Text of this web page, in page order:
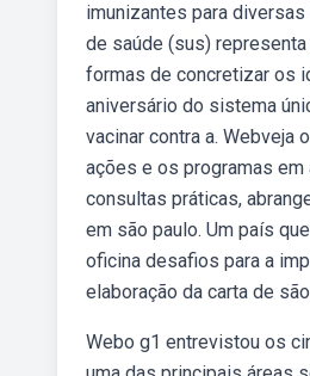
imunizantes para
de saúde (sus)
formas de concretizar os
aniversário do sistema
vacinar contra a. Webveja
ações e os programas
consultas práticas,
em são paulo. Um país
oficina desafios para a
elaboração da carta de
Webo g1 entrevistou os